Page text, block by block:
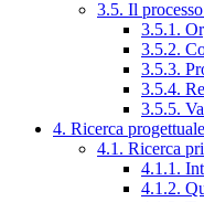
3.5. Il
3.5.1.
3.5.2.
3.5.3.
3.5.4.
3.5.5.
4. Ricerca progettuale
4.1. Ricerca
4.1.1.
4.1.2.